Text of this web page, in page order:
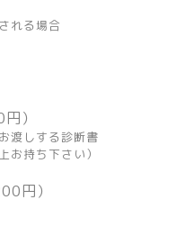
れる場合
）
渡しする診断書
お持ち下さい）
円）